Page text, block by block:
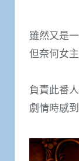
雖然又是
但奈何女
負責此番
劇情時感